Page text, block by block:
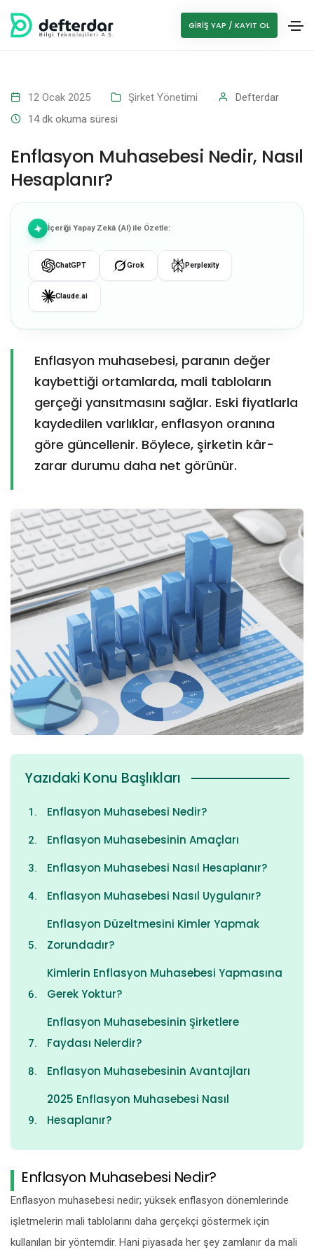
GIRIŞ YAP / KAYIT OL
12 Ocak 2025 Şirket Yönetimi
Defterdar
14dk okuma süresi
Enflasyon Muhasebesi Nedir, Nasıl
Hesaplanır?
İçeriği Yapay Zekâ (AI) ile Özetle:
ChatGPT Grok Perplexity
Claude.ai
Enflasyon muhasebesi, paranın değer
kaybettiği ortamlarda, mali tabloların
gerçeği yansıtmasını sağlar. Eski fiyatlarla
kaydedilen varlıklar, enflasyon oranına
göre güncellenir. Böylece, şirketin kâr-
zarar durumu daha net görünür.
Yazıdaki Konu Başlıkları
Enflasyon Muhasebesi Nedir?
Enflasyon Muhasebesinin Amaçları
Enflasyon Muhasebesi Nasıl Hesaplanır?
Enflasyon Muhasebesi Nasıl Uygulanır?
Enflasyon Düzeltmesini Kimler Yapmak
Zorundadır?
Kimlerin Enflasyon Muhasebesi Yapmasına
Gerek Yoktur?
Enflasyon Muhasebesinin Şirketlere
Faydası Nelerdir?
Enflasyon Muhasebesinin Avantajları
2025 Enflasyon Muhasebesi Nasıl
Hesaplanır?
Enflasyon Muhasebesi Nedir?
Enflasyon muhasebesi nedir; yüksek enflasyon dönemlerinde
işletmelerin mali tablolarını daha gerçekçi göstermek için
kullanılan bir yöntemdir. Hani piyasada her şey zamlanır da mali